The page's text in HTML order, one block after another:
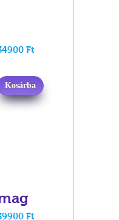
Ft
Kosárba
Ft